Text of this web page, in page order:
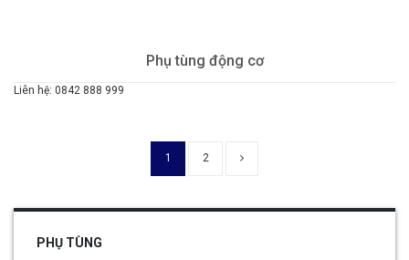
Phụ tùng động cơ
Liên hệ: 0842 888 999
1 2
PHỤ TÙNG